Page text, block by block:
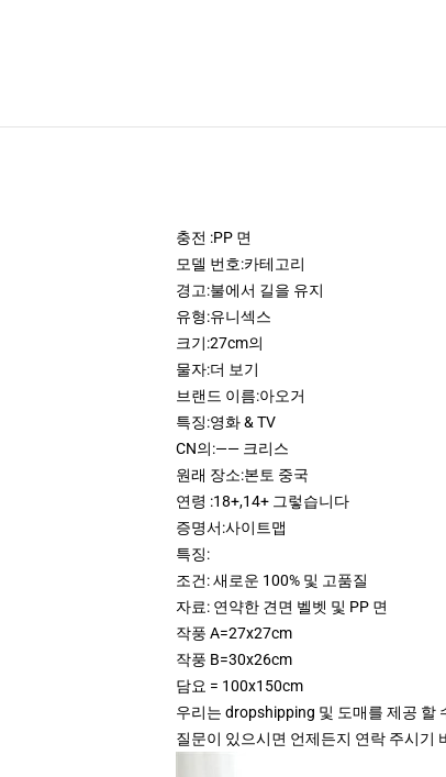
충전 :PP 면
모델 번호:카테고리
경고:불에서 길을 유지
유형:유니섹스
크기:27cm의
물자:더 보기
브랜드 이름:아오거
특징:영화 & TV
CN의:—— 크리스
원래 장소:본토 중국
연령 :18+,14+ 그렇습니다
증명서:사이트맵
modname=ckeditor 지시어
특징:
조건: 새로운 100% 및 고품질
자료: 연약한 견면 벨벳 및 PP 면
작풍 A=27x27cm
작풍 B=30x26cm
담요 = 100x150cm
우리는 dropshipping 및 도매를 제공 할
질문이 있으시면 언제든지 연락 주시기